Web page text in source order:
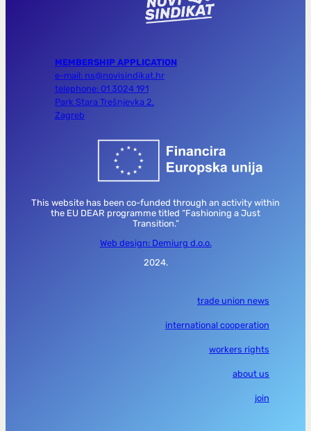
MEMBERSHIP APPLICATION
e-mail: ns@novisindikat.hr
telephone: 01 3024 191
Park Stara Trešnjevka 2,
Zagreb
This website has been co-funded through an activity within
the EU DEAR programme titled “Fashioning a Just
Transition.”
Web design: Demiurg d.o.o.
2024.
trade union news
international cooperation
workers rights
about us
join